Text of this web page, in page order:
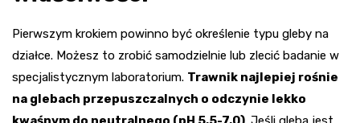
Pierwszym krokiem powinno być określenie typu gleby na
działce. Możesz to zrobić samodzielnie lub zlecić badanie w
specjalistycznym laboratorium. Trawnik najlepiej rośnie
na glebach przepuszczalnych o odczynie lekko